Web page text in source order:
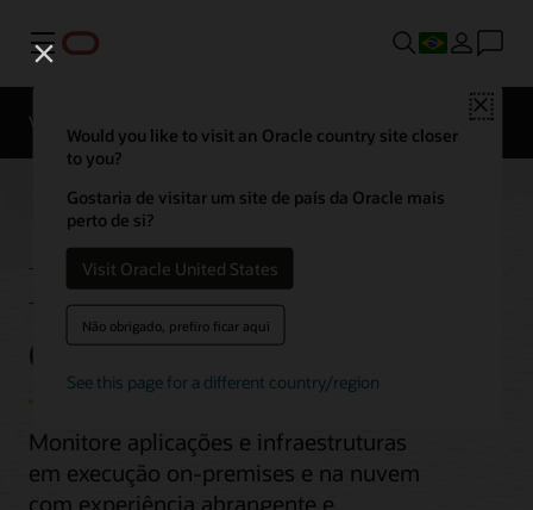
Menu
Close
Would you like to visit an Oracle country site closer
to you?
Gostaria de visitar um site de país da Oracle mais
perto de si?
Visit Oracle United States
Não obrigado, prefiro ficar aqui
See this page for a different country/region
Visão geral
Monitoramento
empresarial
Monitore aplicações e infraestruturas
em execução on-premises e na nuvem
com experiência abrangente e